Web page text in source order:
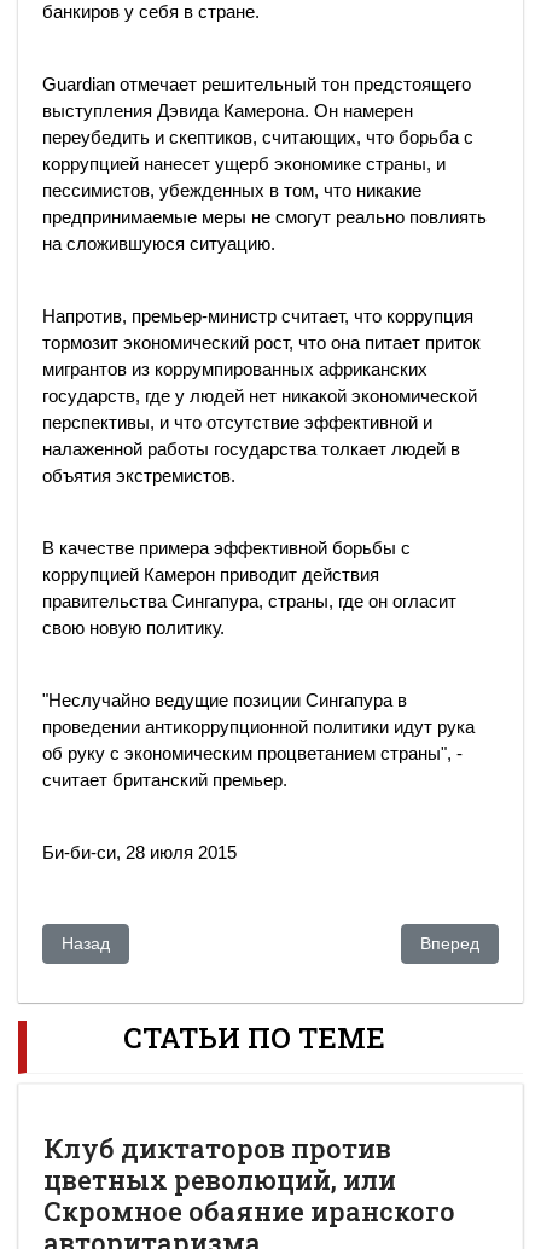
банкиров у себя в стране.
Guardian отмечает решительный тон предстоящего
выступления Дэвида Камерона. Он намерен
переубедить и скептиков, считающих, что борьба с
коррупцией нанесет ущерб экономике страны, и
пессимистов, убежденных в том, что никакие
предпринимаемые меры не смогут реально повлиять
на сложившуюся ситуацию.
Напротив, премьер-министр считает, что коррупция
тормозит экономический рост, что она питает приток
мигрантов из коррумпированных африканских
государств, где у людей нет никакой экономической
перспективы, и что отсутствие эффективной и
налаженной работы государства толкает людей в
объятия экстремистов.
В качестве примера эффективной борьбы с
коррупцией Камерон приводит действия
правительства Сингапура, страны, где он огласит
свою новую политику.
"Неслучайно ведущие позиции Сингапура в
проведении антикоррупционной политики идут рука
об руку с экономическим процветанием страны", -
считает британский премьер.
Би-би-си, 28 июля 2015
Предыдущий: Астана отправила тенге в свободное
Назад Следующий:
Вперед
СТАТЬИ ПО ТЕМЕ
Клуб диктаторов против
цветных революций, или
Скромное обаяние иранского